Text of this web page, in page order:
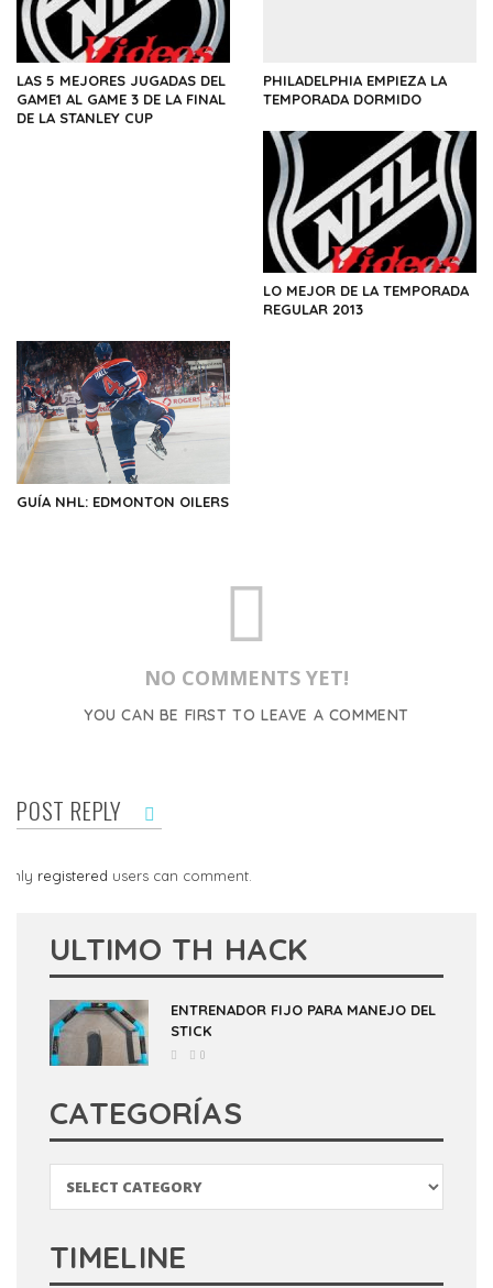
LAS 5 MEJORES JUGADAS DEL
GAME1 AL GAME 3 DE LA FINAL
DE LA STANLEY CUP
PHILADELPHIA EMPIEZA LA
TEMPORADA DORMIDO
LO MEJOR DE LA TEMPORADA
REGULAR 2013
GUÍA NHL: EDMONTON OILERS
NO COMMENTS YET!
YOU CAN BE FIRST TO LEAVE A COMMENT
POST REPLY
Only registered users can comment.
ULTIMO TH HACK
ENTRENADOR FIJO PARA MANEJO DEL
STICK
0
CATEGORÍAS
TIMELINE